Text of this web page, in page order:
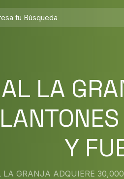
LA
Y
LA GRANJA ADQUIERE